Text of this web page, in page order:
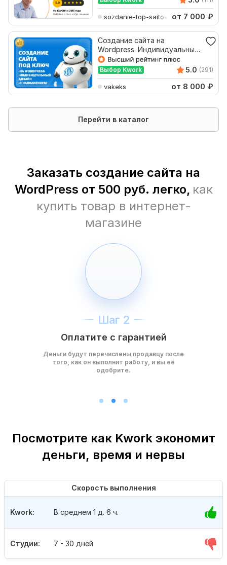
sozdanie-top-saitov от 7 000 ₽
Создание сайта на
Wordpress. Индивидуальный
дизайн. Качество. Под ключ
Выбор Kwork 5.0 (291)
vakeks от 8 000 ₽
Перейти в каталог
Заказать cоздание сайта на
WordPress от 500 руб. легко, как
купить товар в интернет-
магазине
Шаг 2
Оплатите с гарантией
Деньги будут перечислены продавцу после
того, как он выполнит работу, и вы её
одобрите.
Посмотрите как Kwork экономит
деньги, время и нервы
Скорость выполнения
Студии: 7 - 30 дней
Kwork: В среднем 1 д. 6 ч.